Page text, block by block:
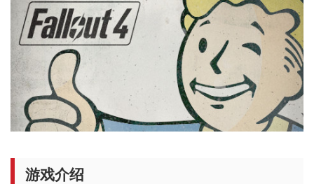
游戏介绍